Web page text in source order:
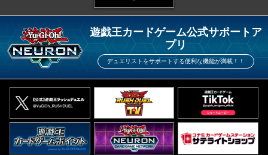
遊戯王カードゲーム公式サポートア
プリ
デュエリストをサポートする便利な機能が満載！！